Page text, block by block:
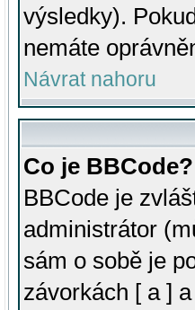
výsledky).
nemáte
Návrat nahoru
Co je BBCode?
BBCode je
administrátor
sám o sobě je
závorkách [ a ]